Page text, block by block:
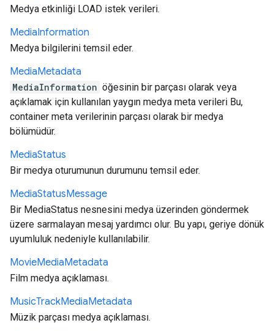
Medya etkinliği LOAD istek verileri.
MediaInformation
Medya bilgilerini temsil eder.
MediaMetadata
MediaInformation öğesinin bir parçası olarak veya
açıklamak için kullanılan yaygın medya meta verileri Bu,
container meta verilerinin parçası olarak bir medya
bölümüdür.
MediaStatus
Bir medya oturumunun durumunu temsil eder.
MediaStatusMessage
Bir MediaStatus nesnesini medya üzerinden göndermek
üzere sarmalayan mesaj yardımcı olur. Bu yapı, geriye dönük
uyumluluk nedeniyle kullanılabilir.
MovieMediaMetadata
Film medya açıklaması.
MusicTrackMediaMetadata
Müzik parçası medya açıklaması.